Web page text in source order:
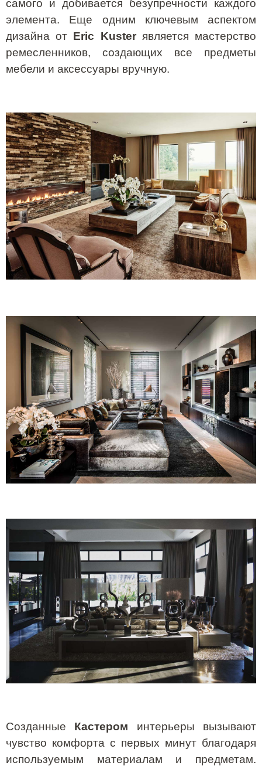
самого и добивается безупречности каждого
элемента. Еще одним ключевым аспектом
дизайна от Eric Kusterявляется мастерство
ремесленников, создающих все предметы
мебели и аксессуары вручную.
Созданные Кастером интерьеры вызывают
чувство комфорта с первых минут благодаря
используемым материалам и предметам.